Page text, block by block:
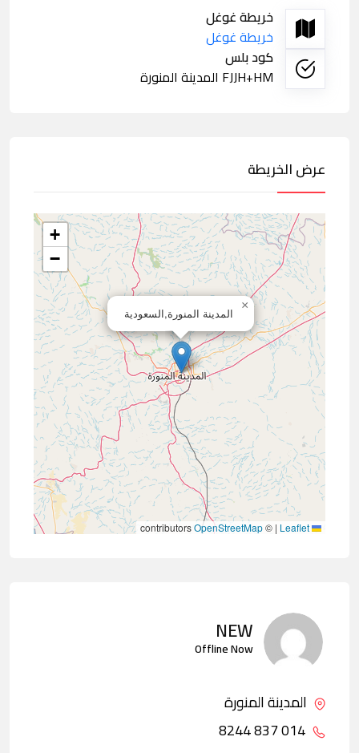
خريطة غوغل
خريطة غوغل
كود بلس
FJJH+HM المدينة المنورة
عرض الخريطة
المدينة المنورة,السعودية
×
+
−
|
©
OpenStreetMap
NEW
Offline Now
المدينة المنورة